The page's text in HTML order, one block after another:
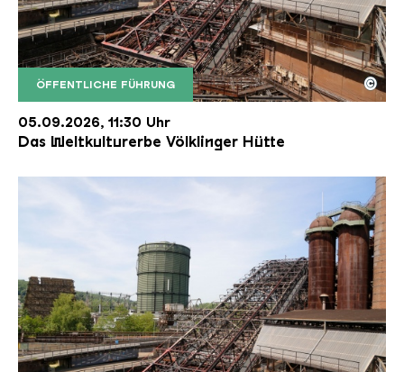
ÖFFENTLICHE FÜHRUNG
Der Erzschrägaufzug der Völklinger Hütte mit
Copyright: Weltkulturerbe Völklinger Hütte | Karl
©
05.09.2026, 11:30 Uhr
Das Weltkulturerbe Völklinger Hütte